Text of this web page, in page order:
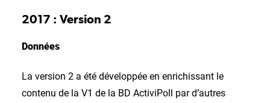
2017 : Version 2
Données
La version 2 a été développée en enrichissant le
contenu de la V1 de la BD ActiviPoll par d’autres